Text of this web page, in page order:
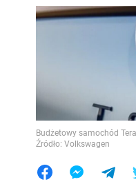
Budżetowy samochód
Źródło: Volkswagen